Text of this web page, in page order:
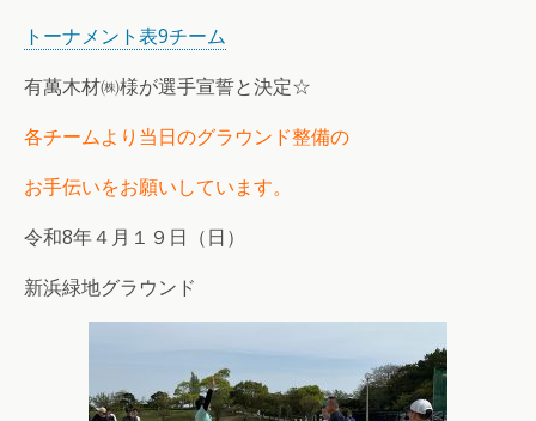
トーナメント表9チーム
有萬木材㈱様が選手宣誓と決定☆
各チームより当日のグラウンド整備の
お手伝いをお願いしています。
令和8年４月１９日（日）
新浜緑地グラウンド